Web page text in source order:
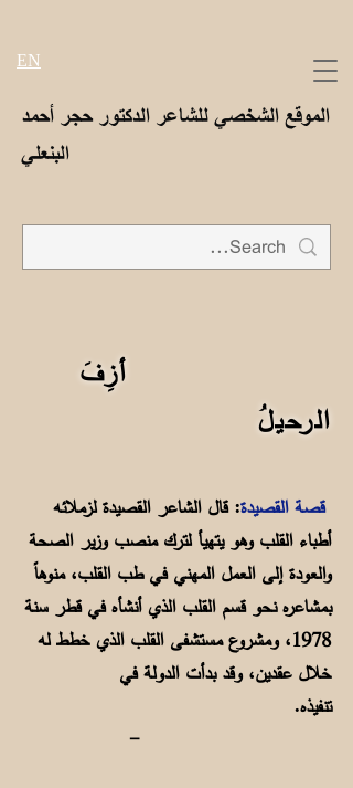
الموقع الشخصي للشاعر الدكتور حجر أحمد
البنعلي
EN
أزِفَ
الرحيلُ
قصة القصيدة: قال الشاعر القصيدة لزملائه
أطباء القلب وهو يتهيأ لترك منصب وزير الصحة
والعودة إلى العمل المهني في طب القلب، منوهاً
بمشاعره نحو قسم القلب الذي أنشأه في قطر سنة
1978، ومشروع مستشفى القلب الذي خطط له
خلال عقدين، وقد بدأت الدولة في
تنفيذه.
-